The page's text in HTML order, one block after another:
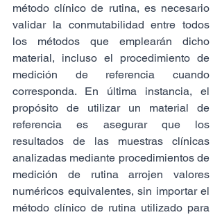
método clínico de rutina, es necesario
validar la conmutabilidad entre todos
los métodos que emplearán dicho
material, incluso el procedimiento de
medición de referencia cuando
corresponda. En última instancia, el
propósito de utilizar un material de
referencia es asegurar que los
resultados de las muestras clínicas
analizadas mediante procedimientos de
medición de rutina arrojen valores
numéricos equivalentes, sin importar el
método clínico de rutina utilizado para